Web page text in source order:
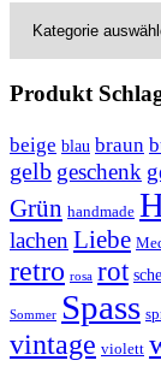
Produkt
beige blau braun
gelb geschenk
Grün handmade
lachen Liebe
retro rosa rot
Sommer Spass
vintage violett